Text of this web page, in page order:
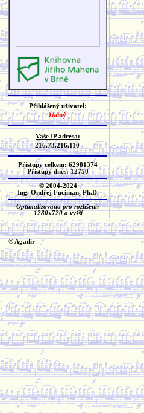
Přihlášený uživatel:
žádný
Vaše IP adresa:
216.73.216.110
Přístupy celkem: 62981374
Přístupy dnes: 12750
© 2004-2024
Ing. Ondřej Fuciman, Ph.D.
Optimalizováno pro rozlišení:
1280x720 a vyšší
© Agadir